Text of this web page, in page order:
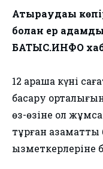
Атыраудағы
болған ер
БАТЫС.ИНФО
12 қараша күні
басқару
өз-өзіне қол
тұрған азаматты
қызметкерлеріне